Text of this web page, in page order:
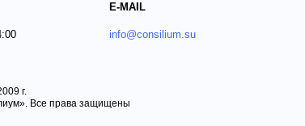
E-MAIL
info@consilium.su
г.
Все права защищены